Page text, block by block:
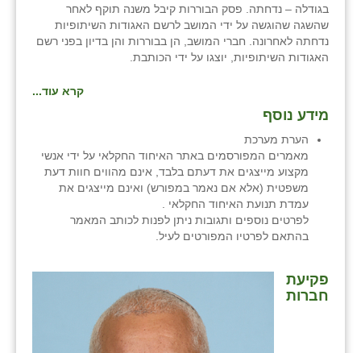
בגודלה – נדחתה. פסק הבוררות קיבל משנה תוקף לאחר
שהשגה שהוגשה על ידי המושב לרשם האגודות השיתופיות
נדחתה לאחרונה. חברי המושב, הן בבוררות והן בדיון בפני רשם
האגודות השיתופיות, יוצגו על ידי הכותבת.
קרא עוד...
מידע נוסף
הערת מערכת
מאמרים המפורסמים באתר האיחוד החקלאי על ידי אנשי
מקצוע מייצגים את דעתם בלבד, אינם מהווים חוות דעת
משפטית (אלא אם נאמר במפורש) ואינם מייצגים את
עמדת תנועת האיחוד החקלאי .
לפרטים נוספים ותגובות ניתן לפנות לכותב המאמר
בהתאם לפרטיו המפורטים לעיל.
פקיעת
חברות